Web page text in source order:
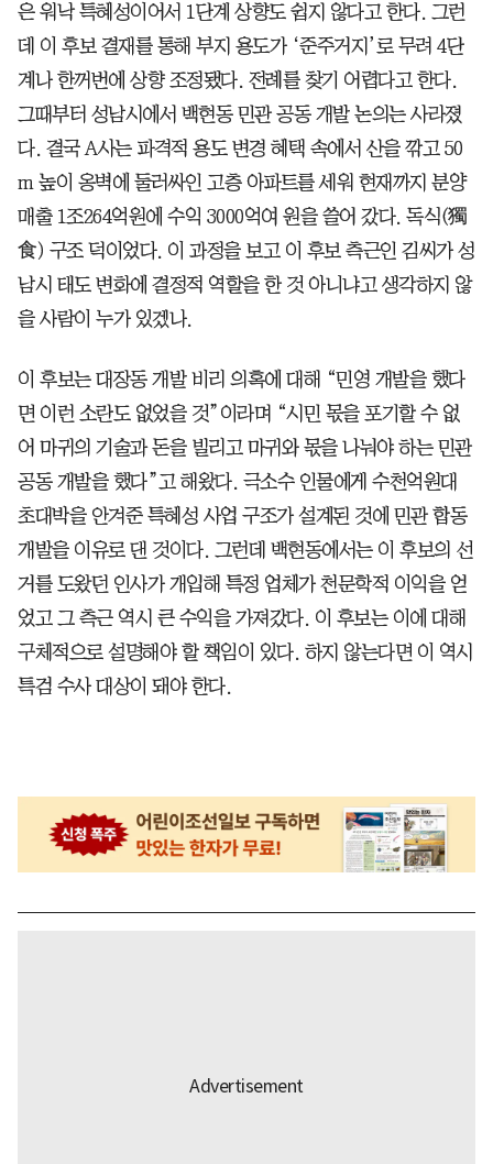
은 워낙 특혜성이어서 1단계 상향도 쉽지 않다고 한다. 그런
데 이 후보 결재를 통해 부지 용도가 ‘준주거지’로 무려 4단
계나 한꺼번에 상향 조정됐다. 전례를 찾기 어렵다고 한다.
그때부터 성남시에서 백현동 민관 공동 개발 논의는 사라졌
다. 결국 A사는 파격적 용도 변경 혜택 속에서 산을 깎고 50
m 높이 옹벽에 둘러싸인 고층 아파트를 세워 현재까지 분양
매출 1조264억원에 수익 3000억여 원을 쓸어 갔다. 독식(獨
食) 구조 덕이었다. 이 과정을 보고 이 후보 측근인 김씨가 성
남시 태도 변화에 결정적 역할을 한 것 아니냐고 생각하지 않
을 사람이 누가 있겠나.
이 후보는 대장동 개발 비리 의혹에 대해 “민영 개발을 했다
면 이런 소란도 없었을 것”이라며 “시민 몫을 포기할 수 없
어 마귀의 기술과 돈을 빌리고 마귀와 몫을 나눠야 하는 민관
공동 개발을 했다”고 해왔다. 극소수 인물에게 수천억원대
초대박을 안겨준 특혜성 사업 구조가 설계된 것에 민관 합동
개발을 이유로 댄 것이다. 그런데 백현동에서는 이 후보의 선
거를 도왔던 인사가 개입해 특정 업체가 천문학적 이익을 얻
었고 그 측근 역시 큰 수익을 가져갔다. 이 후보는 이에 대해
구체적으로 설명해야 할 책임이 있다. 하지 않는다면 이 역시
특검 수사 대상이 돼야 한다.